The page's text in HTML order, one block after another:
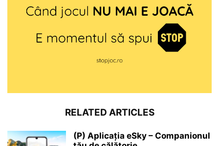
RELATED ARTICLES
(P) Aplicația eSky – Companionul